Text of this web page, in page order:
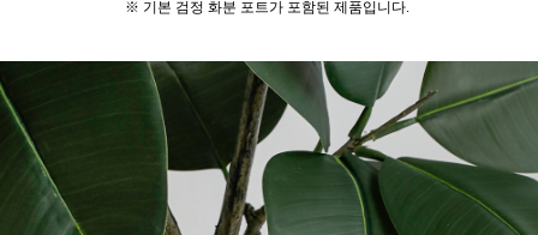
※ 기본 검정 화분 포트가 포함된 제품입니다.